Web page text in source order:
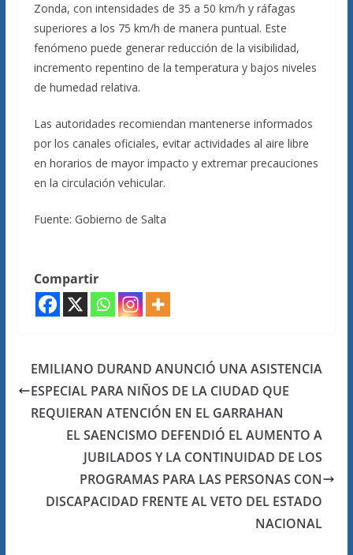
Zonda, con intensidades de 35 a 50 km/h y ráfagas
superiores a los 75 km/h de manera puntual. Este
fenómeno puede generar reducción de la visibilidad,
incremento repentino de la temperatura y bajos niveles
de humedad relativa.
Las autoridades recomiendan mantenerse informados
por los canales oficiales, evitar actividades al aire libre
en horarios de mayor impacto y extremar precauciones
en la circulación vehicular.
Fuente: Gobierno de Salta
Compartir
EMILIANO DURAND ANUNCIÓ UNA ASISTENCIA
ESPECIAL PARA NIÑOS DE LA CIUDAD QUE
REQUIERAN ATENCIÓN EN EL GARRAHAN
EL SAENCISMO DEFENDIÓ EL AUMENTO A
JUBILADOS Y LA CONTINUIDAD DE LOS
PROGRAMAS PARA LAS PERSONAS CON
DISCAPACIDAD FRENTE AL VETO DEL ESTADO
NACIONAL